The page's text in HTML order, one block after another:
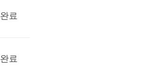
완료
완료